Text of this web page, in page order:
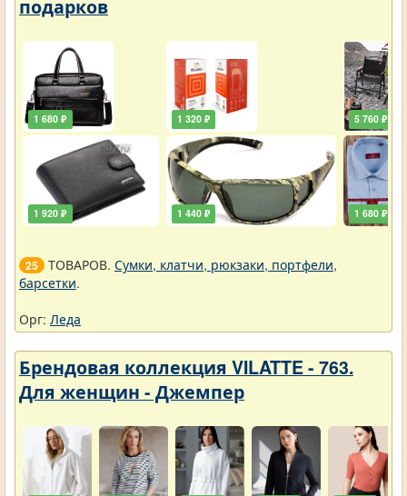
подарков
1 680 ₽
1 920 ₽
1 320 ₽
1 440 ₽
5 760 ₽
1 680 ₽
25 ТОВАРОВ. Сумки, клатчи, рюкзаки, портфели,
барсетки.
Орг: Леда
Брендовая коллекция VILATTE - 763.
Для женщин - Джемпер